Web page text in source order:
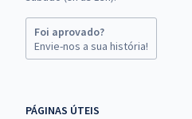
Foi aprovado?
Envie-nos a sua história!
PÁGINAS ÚTEIS